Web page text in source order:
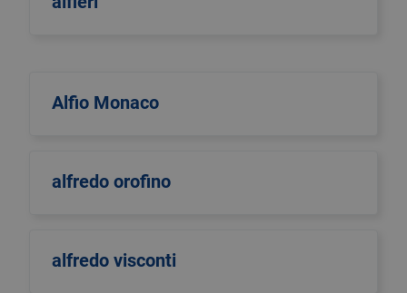
Alfio Monaco
alfredo orofino
alfredo visconti